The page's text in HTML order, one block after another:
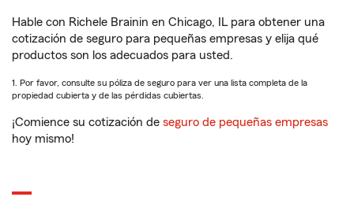
Hable con Richele Brainin en Chicago, IL para obtener una
cotización de seguro para pequeñas empresas y elija qué
productos son los adecuados para usted.
1. Por favor, consulte su póliza de seguro para ver una lista completa de la
propiedad cubierta y de las pérdidas cubiertas.
¡Comience su cotización de seguro de pequeñas empresas
hoy mismo!